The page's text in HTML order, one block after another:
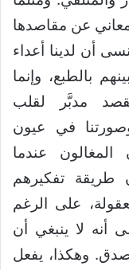
عن مقاصدها
أن لدينا أعداء
بالطبع، وإنما
مدبَّر لقلب
في عيون
المغالون عندما
طريقة تفكيرهم
على الرغم
أنه لا ينبغي أن
وهكذا، يفعل